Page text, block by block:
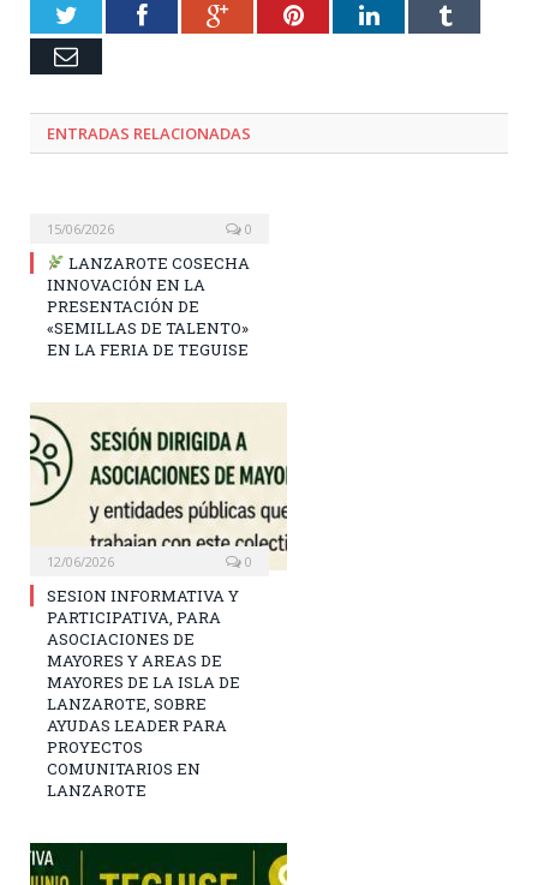
TwitterFacebookGoogle+PinterestLinkedInTumblr
Email
ENTRADAS RELACIONADAS
15/06/2026 0
LANZAROTE COSECHA
INNOVACIÓN EN LA
PRESENTACIÓN DE
«SEMILLAS DE TALENTO»
EN LA FERIA DE TEGUISE
12/06/2026 0
SESION INFORMATIVA Y
PARTICIPATIVA, PARA
ASOCIACIONES DE
MAYORES Y AREAS DE
MAYORES DE LA ISLA DE
LANZAROTE, SOBRE
AYUDAS LEADER PARA
PROYECTOS
COMUNITARIOS EN
LANZAROTE